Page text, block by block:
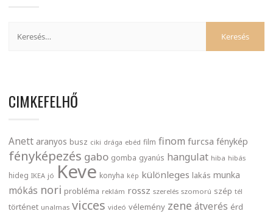
CIMKEFELHŐ
Anett aranyos busz ciki drága ebéd film finom furcsa fénykép
fényképezés gabo gomba gyanús hangulat hiba hibás
hideg IKEA jó Keve konyha kép különleges lakás munka
mókás nori probléma reklám rossz szerelés szomorú szép tél
történet unalmas vicces videó vélemény zene átverés érd